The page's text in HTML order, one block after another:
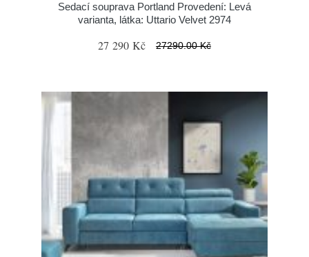
Sedací souprava Portland Provedení: Levá
varianta, látka: Uttario Velvet 2974
27 290 Kč 27290.00 Kč